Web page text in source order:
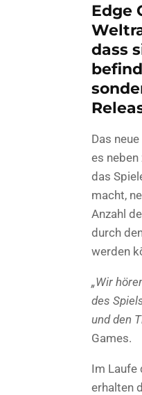
Edge
dass
Das
es neben
das
macht,
Anzahl
durch
werden
„Wir
des
und den
Games.
Im Laufe
erhalten